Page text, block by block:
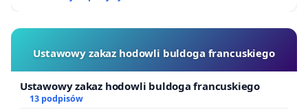
Ustawowy zakaz hodowli buldoga francuskiego
Ustawowy zakaz hodowli buldoga francuskiego
13 podpisów